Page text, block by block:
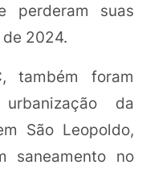
perderam suas
2024.
também foram
da
São Leopoldo,
saneamento no